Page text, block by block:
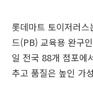
롯데마트 토이저러
드(PB) 교육용 완구
일 전국 88개 점포에
추고 품질은 높인 가